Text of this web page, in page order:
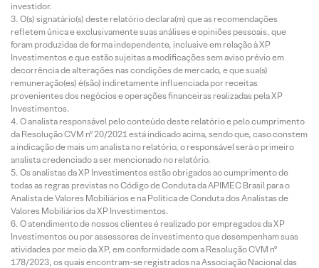
investidor.
O(s) signatário(s) deste relatório declara(m) que as recomendações
refletem única e exclusivamente suas análises e opiniões pessoais, que
foram produzidas de forma independente, inclusive em relação à XP
Investimentos e que estão sujeitas a modificações sem aviso prévio em
decorrência de alterações nas condições de mercado, e que sua(s)
remuneração(es) é(são) indiretamente influenciada por receitas
provenientes dos negócios e operações financeiras realizadas pela XP
Investimentos.
O analista responsável pelo conteúdo deste relatório e pelo cumprimento
da Resolução CVM nº 20/2021 está indicado acima, sendo que, caso constem
a indicação de mais um analista no relatório, o responsável será o primeiro
analista credenciado a ser mencionado no relatório.
Os analistas da XP Investimentos estão obrigados ao cumprimento de
todas as regras previstas no Código de Conduta da APIMEC Brasil para o
Analista de Valores Mobiliários e na Política de Conduta dos Analistas de
Valores Mobiliários da XP Investimentos.
O atendimento de nossos clientes é realizado por empregados da XP
Investimentos ou por assessores de investimento que desempenham suas
atividades por meio da XP, em conformidade com a Resolução CVM nº
178/2023, os quais encontram-se registrados na Associação Nacional das